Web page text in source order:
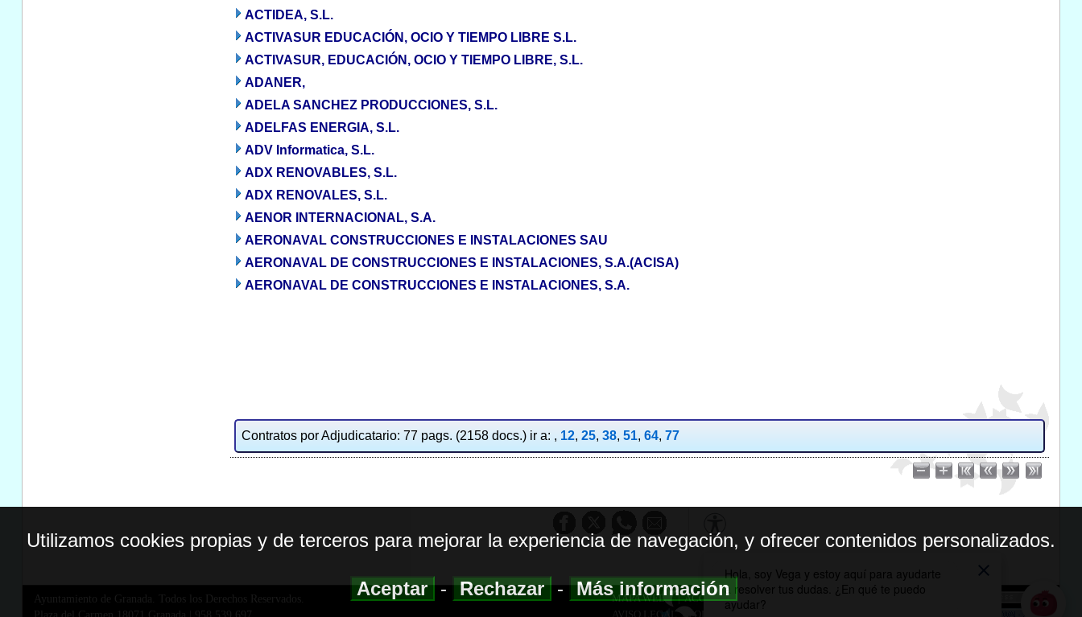
ACTIDEA, S.L.
ACTIVASUR EDUCACIÓN, OCIO Y TIEMPO LIBRE S.L.
ACTIVASUR, EDUCACIÓN, OCIO Y TIEMPO LIBRE, S.L.
ADANER,
ADELA SANCHEZ PRODUCCIONES, S.L.
ADELFAS ENERGIA, S.L.
ADV Informatica, S.L.
ADX RENOVABLES, S.L.
ADX RENOVALES, S.L.
AENOR INTERNACIONAL, S.A.
AERONAVAL CONSTRUCCIONES E INSTALACIONES SAU
AERONAVAL DE CONSTRUCCIONES E INSTALACIONES, S.A.(ACISA)
AERONAVAL DE CONSTRUCCIONES E INSTALACIONES, S.A.
Contratos por Adjudicatario: 77 pags. (2158 docs.) ir a: , 12, 25, 38, 51, 64, 77
Ayuntamiento de Granada. Todos los Derechos Reservados.
MAPA WEB|ACCESIBILIDAD
AVISO LEGAL| POLITICA DE PRIVACIDAD
Utilizamos cookies propias y de terceros para mejorar la experiencia de navegación, y ofrecer contenidos personalizados.
Aceptar-Rechazar-Más información